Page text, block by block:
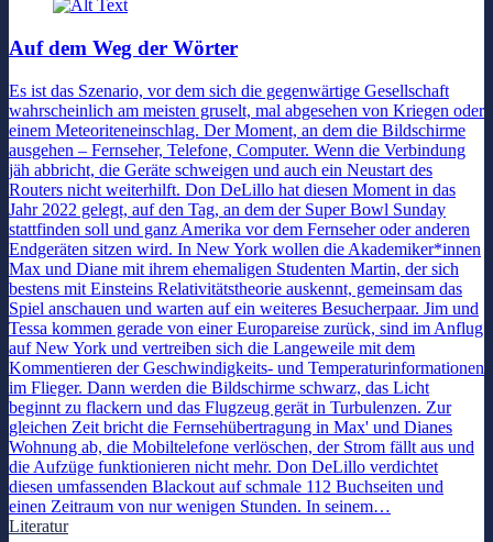
Auf dem Weg der Wörter
Es ist das Szenario, vor dem sich die gegenwärtige Gesellschaft
wahrscheinlich am meisten gruselt, mal abgesehen von Kriegen oder
einem Meteoriteneinschlag. Der Moment, an dem die Bildschirme
ausgehen – Fernseher, Telefone, Computer. Wenn die Verbindung
jäh abbricht, die Geräte schweigen und auch ein Neustart des
Routers nicht weiterhilft. Don DeLillo hat diesen Moment in das
Jahr 2022 gelegt, auf den Tag, an dem der Super Bowl Sunday
stattfinden soll und ganz Amerika vor dem Fernseher oder anderen
Endgeräten sitzen wird. In New York wollen die Akademiker*innen
Max und Diane mit ihrem ehemaligen Studenten Martin, der sich
bestens mit Einsteins Relativitätstheorie auskennt, gemeinsam das
Spiel anschauen und warten auf ein weiteres Besucherpaar. Jim und
Tessa kommen gerade von einer Europareise zurück, sind im Anflug
auf New York und vertreiben sich die Langeweile mit dem
Kommentieren der Geschwindigkeits- und Temperaturinformationen
im Flieger. Dann werden die Bildschirme schwarz, das Licht
beginnt zu flackern und das Flugzeug gerät in Turbulenzen. Zur
gleichen Zeit bricht die Fernsehübertragung in Max' und Dianes
Wohnung ab, die Mobiltelefone verlöschen, der Strom fällt aus und
die Aufzüge funktionieren nicht mehr. Don DeLillo verdichtet
diesen umfassenden Blackout auf schmale 112 Buchseiten und
einen Zeitraum von nur wenigen Stunden. In seinem…
Literatur